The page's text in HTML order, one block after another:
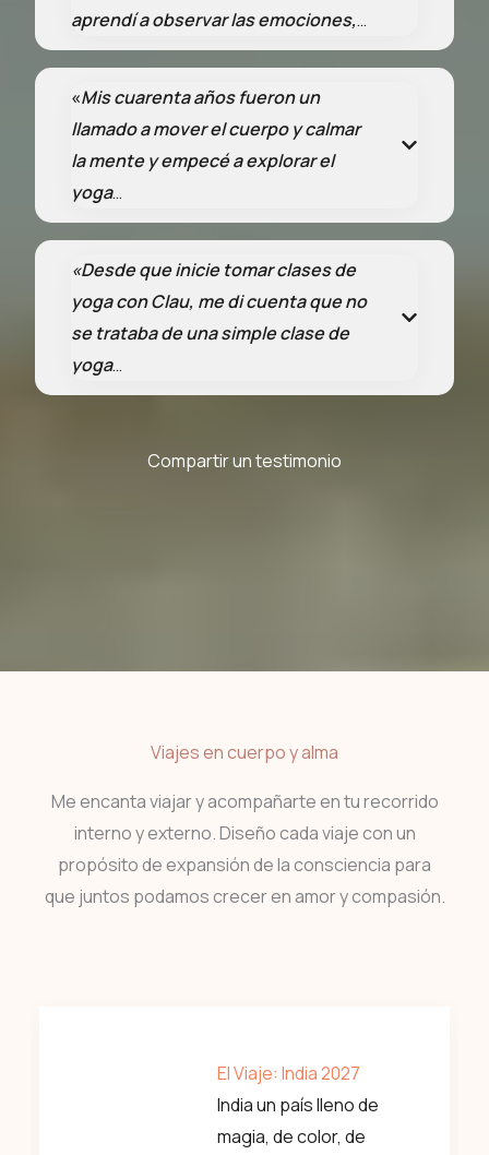
aprendí a observar las emociones,…
«Mis cuarenta años fueron un
llamado a mover el cuerpo y calmar
la mente y empecé a explorar el
yoga…
«Desde que inicie tomar clases de
yoga con Clau, me di cuenta que no
se trataba de una simple clase de
yoga…
Compartir un testimonio
Viajes en cuerpo y alma
Me encanta viajar y acompañarte en tu recorrido
interno y externo. Diseño cada viaje con un
propósito de expansión de la consciencia para
que juntos podamos crecer en amor y compasión.
El Viaje: India 2027
India un país lleno de
magia, de color, de